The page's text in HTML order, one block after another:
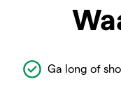
Ga long of